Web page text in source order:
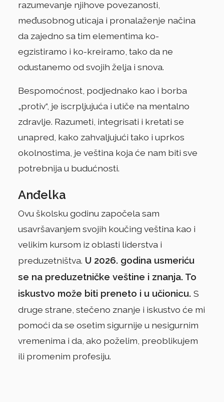
razumevanje njihove povezanosti,
međusobnog uticaja i pronalaženje načina
da zajedno sa tim elementima ko-
egzistiramo i ko-kreiramo, tako da ne
odustanemo od svojih želja i snova.
Bespomoćnost, podjednako kao i borba
„protiv“, je iscrpljujuća i utiče na mentalno
zdravlje. Razumeti, integrisati i kretati se
unapred, kako zahvaljujući tako i uprkos
okolnostima, je veština koja će nam biti sve
potrebnija u budućnosti.
Anđelka
Ovu školsku godinu započela sam
usavršavanjem svojih koučing veština kao i
velikim kursom iz oblasti liderstva i
preduzetništva. U 2026. godina usmeriću
se na preduzetničke veštine i znanja. To
iskustvo može biti preneto i u učionicu. S
druge strane, stečeno znanje i iskustvo će mi
pomoći da se osetim sigurnije u nesigurnim
vremenima i da, ako poželim, preoblikujem
ili promenim profesiju.